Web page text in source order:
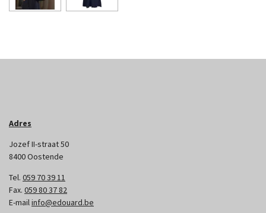
Adres
Jozef II-straat 50
8400 Oostende
Tel. 059 70 39 11
Fax. 059 80 37 82
E-mailinfo@edouard.be